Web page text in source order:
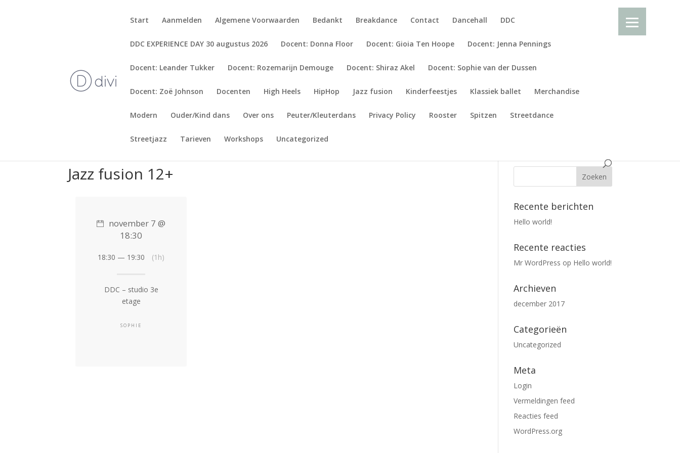
Start Aanmelden Algemene Voorwaarden Bedankt Breakdance Contact Dancehall DDC
DDC EXPERIENCE DAY 30 augustus 2026 Docent: Donna Floor Docent: Gioia Ten Hoope Docent: Jenna Pennings
Docent: Leander Tukker Docent: Rozemarijn Demouge Docent: Shiraz Akel Docent: Sophie van der Dussen
Docent: Zoë Johnson Docenten High Heels HipHop Jazz fusion Kinderfeestjes Klassiek ballet Merchandise
Modern Ouder/Kind dans Over ons Peuter/Kleuterdans Privacy Policy Rooster Spitzen Streetdance
Streetjazz Tarieven Workshops Uncategorized
Jazz fusion 12+
november 7 @
18:30
18:30 — 19:30 (1h)
DDC – studio 3e
etage
SOPHIE
Recente berichten
Hello world!
Recente reacties
Mr WordPress op Hello world!
Archieven
december 2017
Categorieën
Uncategorized
Meta
Login
Vermeldingen feed
Reacties feed
WordPress.org